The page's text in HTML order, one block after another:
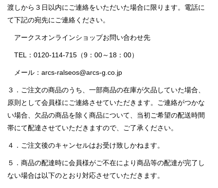
渡しから３日以内にご連絡をいただいた場合に限ります。電話に
て下記の宛先にご連絡ください。
アークスオンラインショップお問い合わせ先
TEL：0120-114-715（9：00～18：00）
メール：arcs-ralseos@arcs-g.co.jp
３．ご注文の商品のうち、一部商品の在庫が欠品していた場合、
原則として会員様にご連絡させていただきます。ご連絡がつかな
い場合、欠品の商品を除く商品について、当初ご希望の配送時間
帯にて配達させていただきますので、ご了承ください。
４．ご注文後のキャンセルはお受け致しかねます。
５．商品の配達時に会員様がご不在により商品等の配達が完了し
ない場合は以下のとおり対応させていただきます。